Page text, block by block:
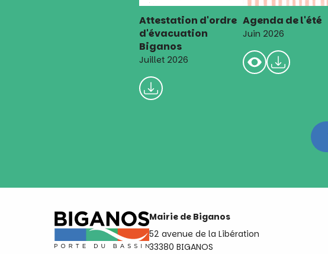
Attestation d'ordre
d'évacuation
Biganos
Juillet 2026
Agenda de l'été
Juin 2026
Mairie de Biganos
52 avenue de la Libération
33380 BIGANOS